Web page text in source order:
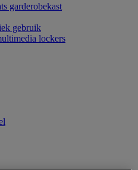
garderobekast
gebruik
lockers